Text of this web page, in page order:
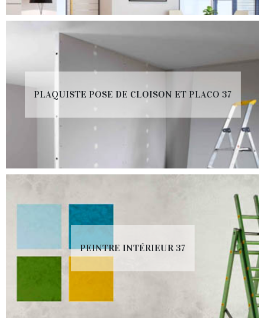
PLAQUISTE POSE DE CLOISON ET PLACO 37
PEINTRE INTÉRIEUR 37